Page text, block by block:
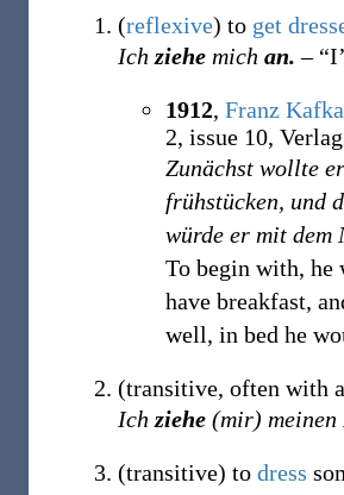
(reflexive) to get
Ich ziehe mich an. –
1912, Franz Kafka
2, issue 10,
Zunächst wollte
frühstücken, und
würde er mit dem
To begin with, he
have breakfast,
well, in bed he
(transitive, often with
Ich ziehe (mir)
(transitive) to dress